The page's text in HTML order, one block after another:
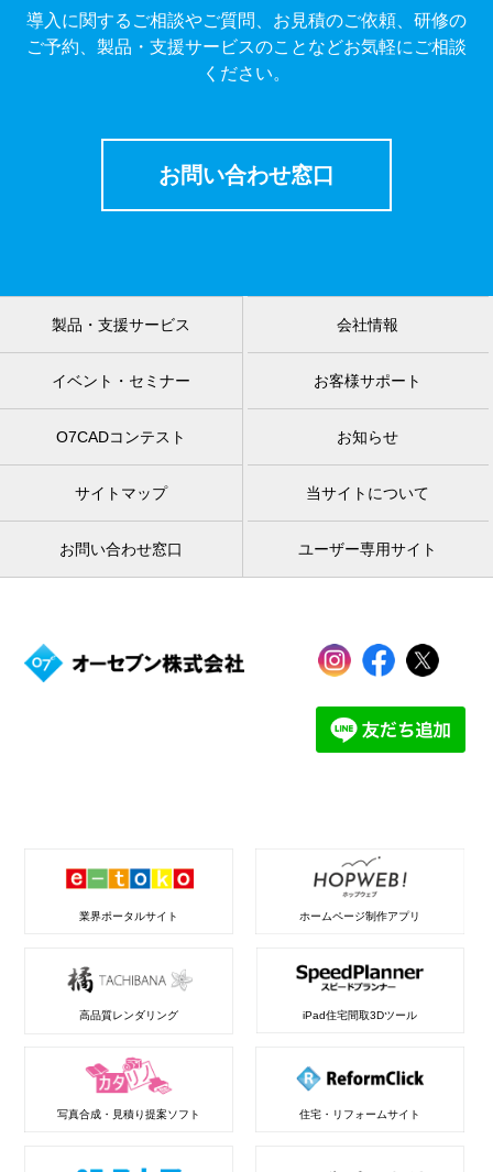
導入に関するご相談やご質問、お見積のご依頼、研修の
ご予約、製品・支援サービスのことなどお気軽にご相談
ください。
お問い合わせ窓口
製品・支援サービス 会社情報
イベント・セミナー お客様サポート
O7CADコンテスト お知らせ
サイトマップ 当サイトについて
お問い合わせ窓口 ユーザー専用サイト
業界ポータルサイト ホームページ制作アプリ
高品質レンダリング iPad住宅間取3Dツール
写真合成・見積り提案ソフト 住宅・リフォームサイト